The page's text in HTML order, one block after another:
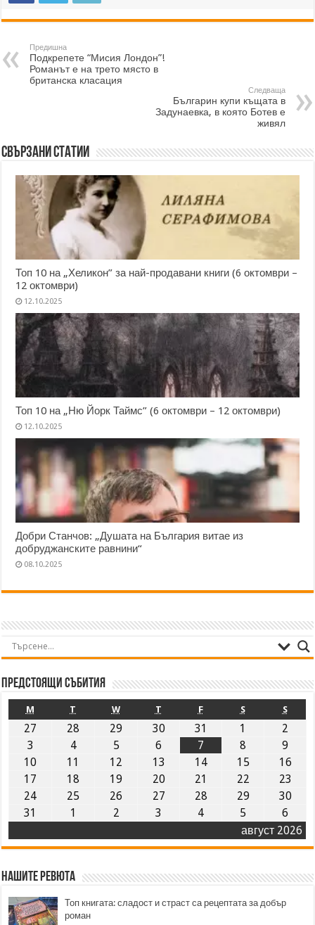
Предишна
Подкрепете “Мисия Лондон”!
Романът е на трето място в
британска класация
Следваща
Българин купи къщата в
Задунаевка, в която Ботев е
живял
Свързани статии
Топ 10 на „Хеликон” за най-продавани книги (6 октомври –
12 октомври)
12.10.2025
Топ 10 на „Ню Йорк Таймс” (6 октомври – 12 октомври)
12.10.2025
Добри Станчов: „Душата на България витае из
добруджанските равнини“
08.10.2025
Предстоящи събития
август 2026
M T W T F S S
27 28 29 30 31 1
2
3
4 5 6 7 8
9
10
11 12 13 14 15
16
17
18 19 20 21 22
23
24
25 26 27 28 29
30
31
1 2 3 4 5 6
Нашите ревюта
Топ книгата: сладост и страст са рецептата за добър
роман